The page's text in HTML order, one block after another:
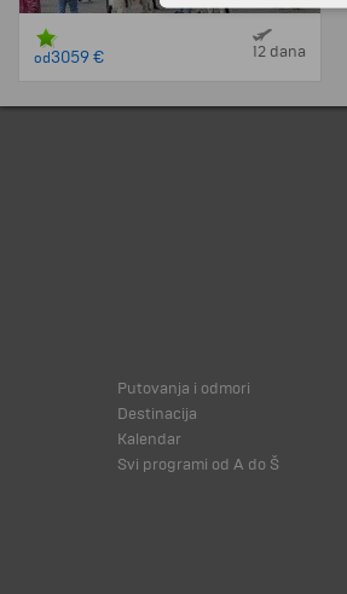
od3059 € 12 dana
Putovanja i odmori
Destinacija
Kalendar
Svi programi od A do Š